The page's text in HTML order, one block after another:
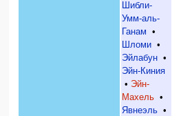
Шибли-
Умм-аль-
Ганам •
Шломи •
Эйлабун •
Эйн-Киния
• Эйн-
Махель •
Явнеэль •